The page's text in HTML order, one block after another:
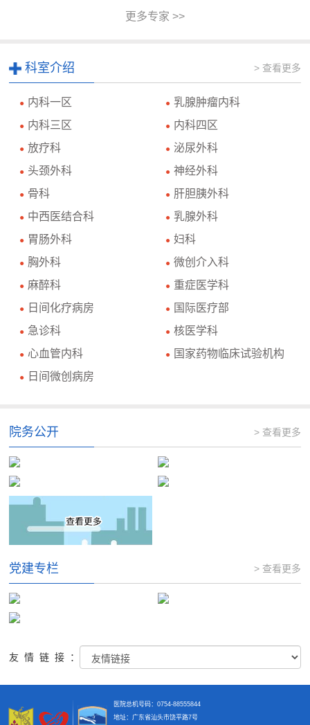
更多专家 >>
科室介绍 > 查看更多
● 内科一区 ● 乳腺肿瘤内科
● 内科三区 ● 内科四区
● 放疗科 ● 泌尿外科
● 头颈外科 ● 神经外科
● 骨科 ● 肝胆胰外科
● 中西医结合科 ● 乳腺外科
● 胃肠外科 ● 妇科
● 胸外科 ● 微创介入科
● 麻醉科 ● 重症医学科
● 日间化疗病房 ● 国际医疗部
● 急诊科 ● 核医学科
● 心血管内科 ● 国家药物临床试验机构
● 日间微创病房
院务公开 > 查看更多
党建专栏 > 查看更多
友情链接：
医院总机号码：0754-88555844
地址：广东省汕头市饶平路7号